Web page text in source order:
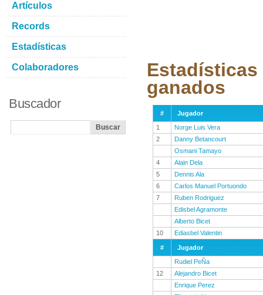
ganados
#
Jugador
1
Norge Luis Vera
2
Danny Betancourt
Osmani Tamayo
4
Alain Dela
5
Dennis Ala
6
Carlos Manuel Portuondo
7
Ruben Rodriguez
Edisbel Agramonte
Alberto Bicet
10
Ediasbel Valentin
#
Jugador
Rudiel PeÑa
12
Alejandro Bicet
Enrique Perez
Artículos
Records
Estadísticas
Colaboradores
Buscador